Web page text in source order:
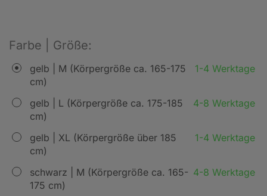
Farbe | Größe:
gelb | M (Körpergröße ca. 165-175
cm)
1-4 Werktage
gelb | L (Körpergröße ca. 175-185
cm)
4-8 Werktage
gelb | XL (Körpergröße über 185
cm)
1-4 Werktage
schwarz | M (Körpergröße ca. 165-
175 cm)
4-8 Werktage